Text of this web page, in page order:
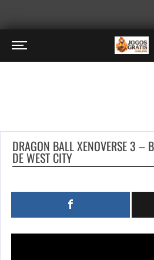
DRAGON BALL XENOVERSE 3 –
DE WEST CITY